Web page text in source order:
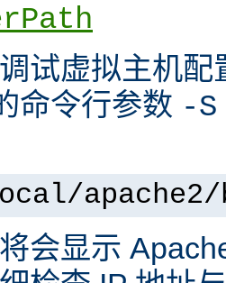
试虚拟主机配
命令行参数 -S
会显示